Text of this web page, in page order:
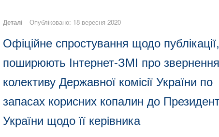
Деталі Опубліковано: 18 вересня 2020
Офіційне спростування щодо
поширюють Інтернет-ЗМІ про звернення
колективу Державної комісії України по
запасах корисних копалин до
України щодо її керівника